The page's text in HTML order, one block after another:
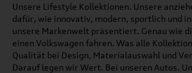
Unsere Lifestyle Kollektionen. Unsere
dafür, wie innovativ, modern, sportlich und
unsere Markenwelt präsentiert. Genau wie
einen Volkswagen fahren. Was alle
Qualität bei Design, Materialauswahl und
Darauf legen wir Wert. Bei unseren Autos.